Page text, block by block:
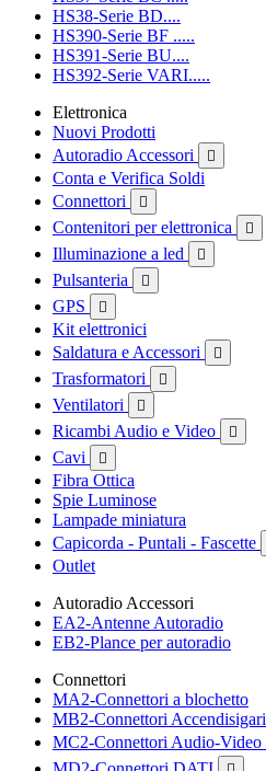
HS38-Serie BD....
HS390-Serie BF .....
HS391-Serie BU....
HS392-Serie VARI.....
Elettronica
Nuovi Prodotti
Autoradio Accessori

Conta e Verifica Soldi
Connettori

Contenitori per elettronica 
Illuminazione a led 
Pulsanteria 
GPS 
Kit elettronici
Saldatura e Accessori

Trasformatori 
Ventilatori 
Ricambi Audio e Video 
Cavi 
Fibra Ottica
Spie Luminose
Lampade miniatura
Capicorda - Puntali - Fascette
Outlet
Autoradio Accessori
EA2-Antenne Autoradio
EB2-Plance per autoradio
Connettori
MA2-Connettori a blochetto
MB2-Connettori Accendisigari
MC2-Connettori Audio-Video